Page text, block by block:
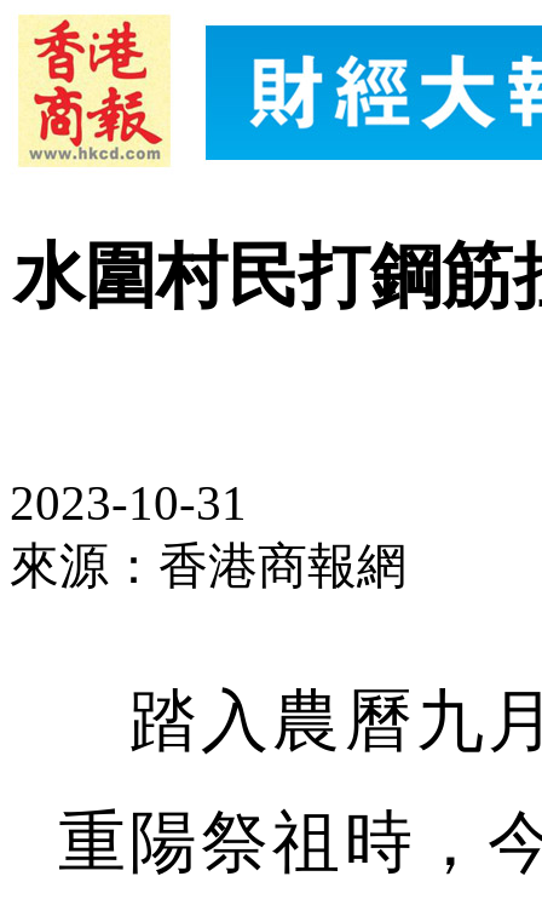
水圍村民打鋼筋
2023-10-31
來源：香港商報網
踏入農曆九
重陽祭祖時，